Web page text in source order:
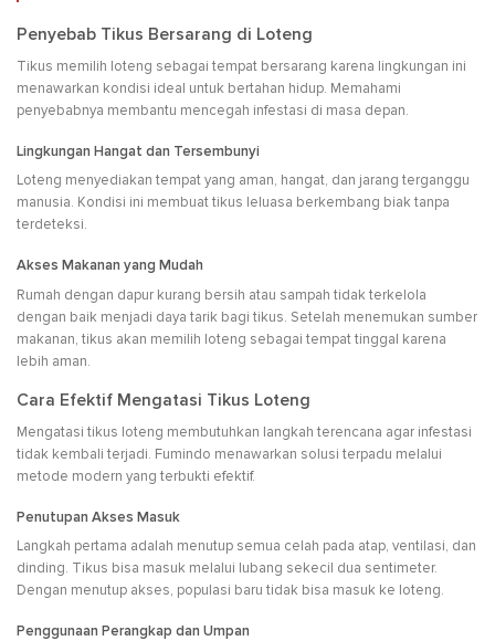
Penyebab Tikus Bersarang di Loteng
Tikus memilih loteng sebagai tempat bersarang karena lingkungan ini
menawarkan kondisi ideal untuk bertahan hidup. Memahami
penyebabnya membantu mencegah infestasi di masa depan.
Lingkungan Hangat dan Tersembunyi
Loteng menyediakan tempat yang aman, hangat, dan jarang terganggu
manusia. Kondisi ini membuat tikus leluasa berkembang biak tanpa
terdeteksi.
Akses Makanan yang Mudah
Rumah dengan dapur kurang bersih atau sampah tidak terkelola
dengan baik menjadi daya tarik bagi tikus. Setelah menemukan sumber
makanan, tikus akan memilih loteng sebagai tempat tinggal karena
lebih aman.
Cara Efektif Mengatasi Tikus Loteng
Mengatasi tikus loteng membutuhkan langkah terencana agar infestasi
tidak kembali terjadi. Fumindo menawarkan solusi terpadu melalui
metode modern yang terbukti efektif.
Penutupan Akses Masuk
Langkah pertama adalah menutup semua celah pada atap, ventilasi, dan
dinding. Tikus bisa masuk melalui lubang sekecil dua sentimeter.
Dengan menutup akses, populasi baru tidak bisa masuk ke loteng.
Penggunaan Perangkap dan Umpan